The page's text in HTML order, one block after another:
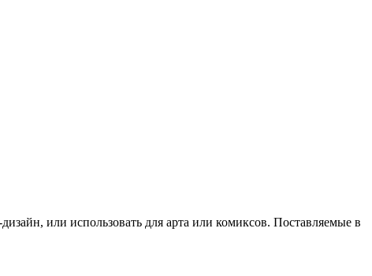
или использовать для арта или комиксов. Поставляемые в